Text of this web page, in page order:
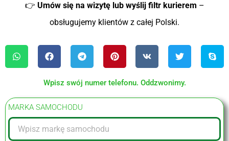
👉 Umów się na wizytę lub wyślij filtr kurierem –
obsługujemy klientów z całej Polski.
Wpisz swój numer telefonu. Oddzwonimy.
MARKA SAMOCHODU